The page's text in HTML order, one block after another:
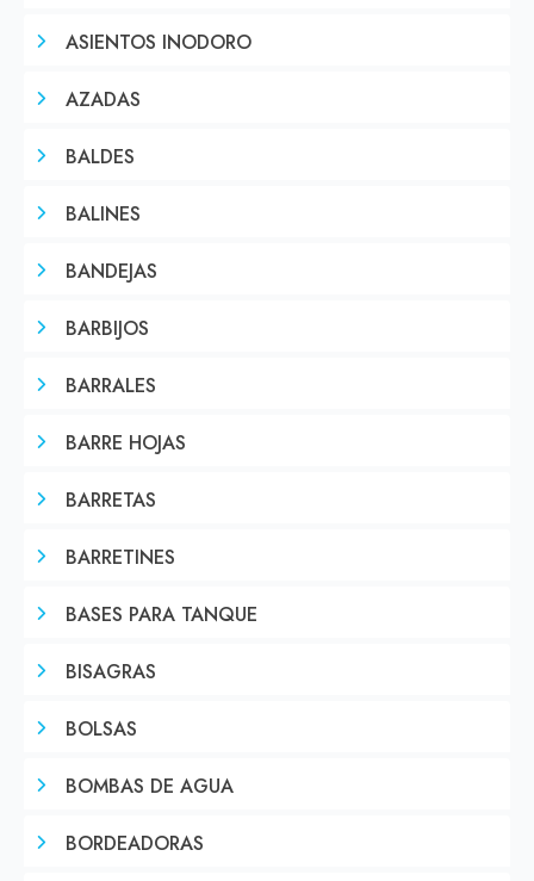
ASIENTOS INODORO
AZADAS
BALDES
BALINES
BANDEJAS
BARBIJOS
BARRALES
BARRE HOJAS
BARRETAS
BARRETINES
BASES PARA TANQUE
BISAGRAS
BOLSAS
BOMBAS DE AGUA
BORDEADORAS